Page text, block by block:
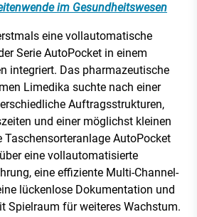
im Gesundheitswesen
eine vollautomatische
Serie AutoPocket in einem
integriert. Das pharmazeutische
Limedika suchte nach einer
Auftragsstrukturen,
und einer möglichst kleinen
Taschensorteranlage AutoPocket
eine vollautomatisierte
eine effiziente Multi-Channel-
lückenlose Dokumentation und
Spielraum für weiteres Wachstum.